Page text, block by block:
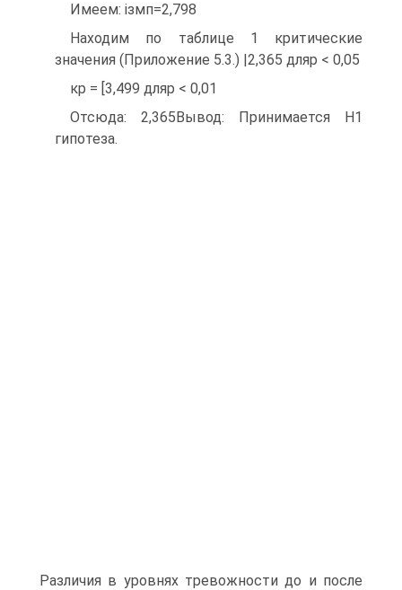
Имеем: ізмп=2,798
Находим по таблице 1 критические
значения (Приложение 5.3.) |2,365 дляp < 0,05
кр = [3,499 дляp < 0,01
Отсюда: 2,365Вывод: Принимается Н1
гипотеза.
Различия в уровнях тревожности до и после